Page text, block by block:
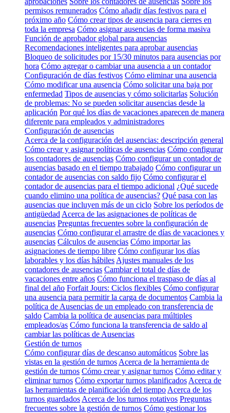
permisos remunerados Cómo añadir días festivos para el
próximo año Cómo crear tipos de ausencia para cierres en
toda la empresa Cómo asignar ausencias de forma masiva
Función de aprobador global para ausencias
Recomendaciones inteligentes para aprobar ausencias
Bloqueo de solicitudes por 15/30 minutos para ausencias por
hora Cómo agregar o cambiar una ausencia a un contador
Configuración de días festivos Cómo eliminar una ausencia
Cómo modificar una ausencia Cómo solicitar una baja por
enfermedad Tipos de ausencias y cómo solicitarlas Solución
de problemas: No se pueden solicitar ausencias desde la
aplicación Por qué los días de vacaciones aparecen de manera
diferente para empleados y administradores
Configuración de ausencias
Acerca de la configuración del ausencias: descripción general
Cómo crear y asignar políticas de ausencias Cómo configurar
los contadores de ausencias Cómo configurar un contador de
ausencias basado en el tiempo trabajado Cómo configurar un
contador de ausencias con saldo fijo Cómo configurar el
contador de ausencias para el tiempo adicional ¿Qué sucede
cuando elimino una política de ausencias? Qué pasa con las
ausencias que incluyen más de un ciclo Sobre los períodos de
antigüedad Acerca de las asignaciones de políticas de
ausencias Preguntas frecuentes sobre la configuración de
ausencias Cómo configurar el arrastre de días de vacaciones y
ausencias Cálculos de ausencias Cómo importar las
asignaciones de tiempo libre Cómo configurar los días
laborables y los días hábiles Ajustes manuales de los
contadores de ausencias Cambiar el total de días de
vacaciones entre años Cómo funciona el traspaso de días al
final del año Forfait Jours: Ciclos flexibles Cómo configurar
una ausencia para permitir la carga de documentos Cambia la
política de Ausencias de un empleado con transferencia de
saldo Cambia la política de ausencias para múltiples
empleados/as Cómo funciona la transferencia de saldo al
cambiar las políticas de Ausencias
Gestión de turnos
Cómo configurar días de descanso automáticos Sobre las
vistas en la gestión de turnos Acerca de la herramienta de
gestión de turnos Cómo crear y asignar turnos Cómo editar y
eliminar turnos Cómo exportar turnos planificados Acerca de
las herramientas de planificación del tiempo Acerca de los
turnos guardados Acerca de los turnos rotativos Preguntas
frecuentes sobre la gestión de turnos Cómo gestionar los